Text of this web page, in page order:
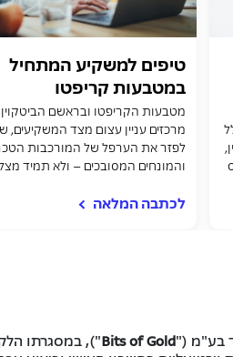
טיפים למשקיע המתחיל
במטבעות קריפטו
מטבעות הקריפטו ובראשם הביטקוין
מרכזים עניין עצום מצד המשקיעים,
לפזר את הערפל של המורכבות
והמונחים המסובכים – ולא תמיד
ההשקעות הזו? וגם: לראשונה
לכתבה המלאה
בע"מ ("Bits of Gold"), במסגרתו